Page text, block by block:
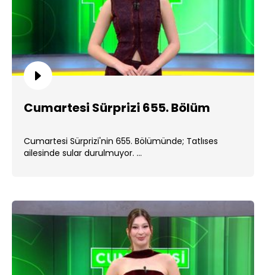
Cumartesi Sürprizi 655. Bölüm
Cumartesi Sürprizi'nin 655. Bölümünde; Tatlıses
ailesinde sular durulmuyor. ...